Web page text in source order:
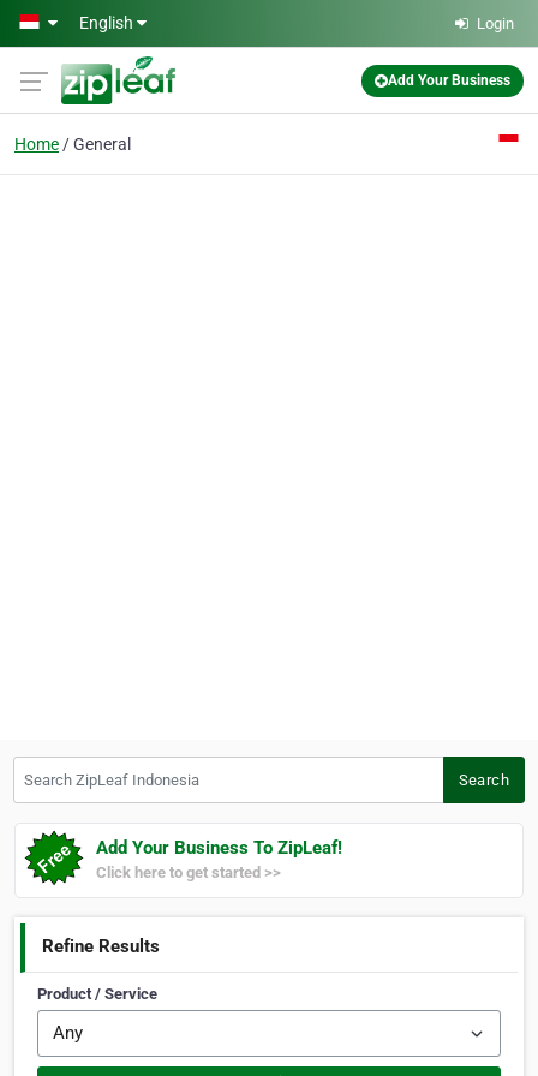
Skip to main content
English Login
Add Your Business
Home General
Search
Add Your Business To ZipLeaf!
Click here to get started >>
Refine Results
Product / Service